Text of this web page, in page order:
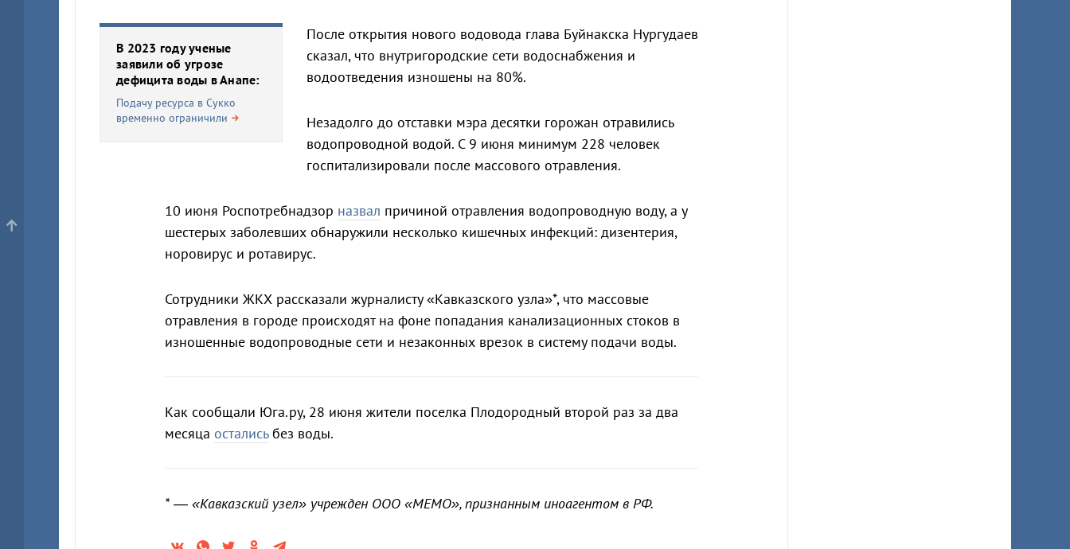
В 2023 году ученые
заявили об угрозе
дефицита воды в Анапе:
Подачу ресурса в Сукко
временно ограничили
После открытия нового водовода глава Буйнакска Нургудаев
сказал, что внутригородские сети водоснабжения и
водоотведения изношены на 80%.
Незадолго до отставки мэра десятки горожан отравились
водопроводной водой. С 9 июня минимум 228 человек
госпитализировали после массового отравления.
10 июня Роспотребнадзор назвал причиной отравления водопроводную воду, а у
шестерых заболевших обнаружили несколько кишечных инфекций: дизентерия,
норовирус и ротавирус.
Сотрудники ЖКХ рассказали журналисту «Кавказского узла»*, что массовые
отравления в городе происходят на фоне попадания канализационных стоков в
изношенные водопроводные сети и незаконных врезок в систему подачи воды.
Как сообщали Юга.ру, 28 июня жители поселка Плодородный второй раз за два
месяца осталисьбез воды.
* — «Кавказский узел» учрежден ООО «МЕМО», признанным иноагентом в РФ.